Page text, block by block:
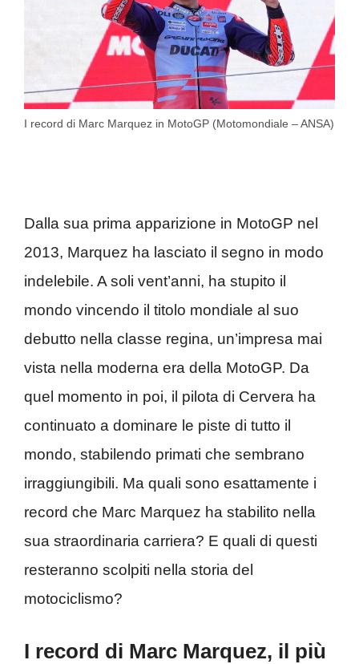
I record di Marc Marquez in MotoGP (Motomondiale – ANSA)
Dalla sua prima apparizione in MotoGP nel
2013, Marquez ha lasciato il segno in modo
indelebile. A soli vent’anni, ha stupito il
mondo vincendo il titolo mondiale al suo
debutto nella classe regina, un’impresa mai
vista nella moderna era della MotoGP. Da
quel momento in poi, il pilota di Cervera ha
continuato a dominare le piste di tutto il
mondo, stabilendo primati che sembrano
irraggiungibili. Ma quali sono esattamente i
record che Marc Marquez ha stabilito nella
sua straordinaria carriera? E quali di questi
resteranno scolpiti nella storia del
motociclismo?
I record di Marc Marquez, il più